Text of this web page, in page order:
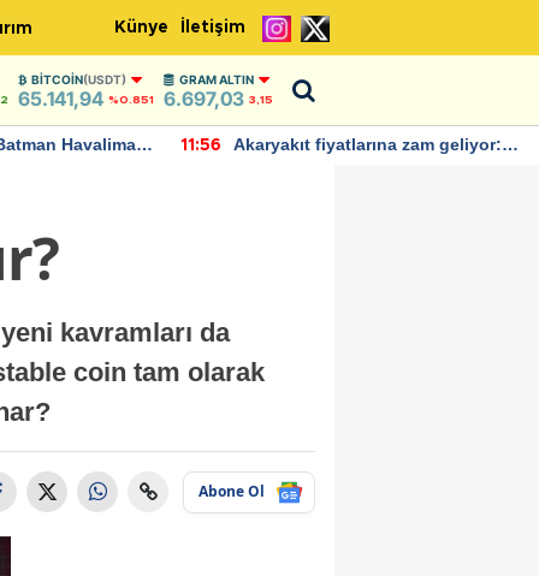
Künye İletişim
BITCOIN(USDT)
65.141,94 %0.851
GRAM ALTIN
6.697,03 3,15
Havalimanı
11:56
Akaryakıt fiyatlarına zam geliyor:
kavramları da
coin tam olarak
Abone Ol